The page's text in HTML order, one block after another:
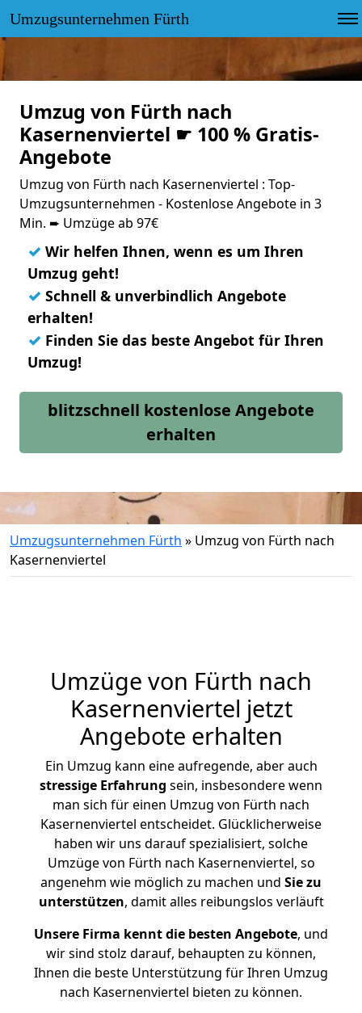
Umzugsunternehmen Fürth
Umzug von Fürth nach
Kasernenviertel ☛ 100 % Gratis-
Angebote
Umzug von Fürth nach Kasernenviertel : Top-
Umzugsunternehmen - Kostenlose Angebote in 3
Min. ➨ Umzüge ab 97€
✓ Wir helfen Ihnen, wenn es um Ihren
Umzug geht!
✓ Schnell & unverbindlich Angebote
erhalten!
✓ Finden Sie das beste Angebot für Ihren
Umzug!
blitzschnell kostenlose Angebote
erhalten
Umzugsunternehmen Fürth » Umzug von Fürth nach
Kasernenviertel
Umzüge von Fürth nach
Kasernenviertel jetzt
Angebote erhalten
Ein Umzug kann eine aufregende, aber auch
stressige Erfahrung sein, insbesondere wenn
man sich für einen Umzug von Fürth nach
Kasernenviertel entscheidet. Glücklicherweise
haben wir uns darauf spezialisiert, solche
Umzüge von Fürth nach Kasernenviertel, so
angenehm wie möglich zu machen und Sie zu
unterstützen, damit alles reibungslos verläuft
Unsere Firma kennt die besten Angebote, und
wir sind stolz darauf, behaupten zu können,
Ihnen die beste Unterstützung für Ihren Umzug
nach Kasernenviertel bieten zu können.